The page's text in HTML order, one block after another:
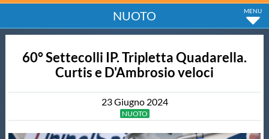
Tuffi
Fondo
NUOTO
60° Settecolli IP. Tripletta Quadarella.
Curtis e D'Ambrosio veloci
23Giugno 2024
NUOTO